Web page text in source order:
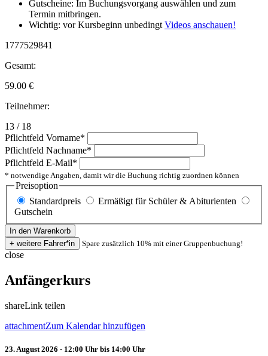
Gutscheine: Im Buchungsvorgang auswählen und zum
Termin mitbringen.
Wichtig: vor Kursbeginn unbedingtVideos anschauen!
1777529841
Gesamt:
59.00 €
Teilnehmer:
13 / 18
Pflichtfeld Vorname*
Pflichtfeld Nachname*
Pflichtfeld E-Mail*
* notwendige Angaben, damit wir die Buchung richtig zuordnen können
Preisoption
Standardpreis
Ermäßigt für Schüler & Abiturienten
Gutschein
Spare zusätzlich 10% mit einer Gruppenbuchung!
close
Anfängerkurs
shareLink teilen
attachmentZum Kalendar hinzufügen
23. August 2026 - 12:00 Uhr bis 14:00 Uhr